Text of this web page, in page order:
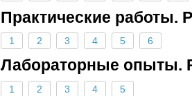
Практические работы.
1 2 3 4 5 6
Лабораторные опыты.
1 2 3 4 5